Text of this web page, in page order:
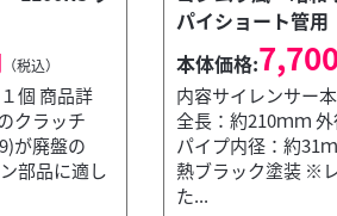
ー シルバー ...
（税込）
個 商品詳
クラッチ
が廃盤の
に適し
パイショート管用
本体価格:
内容サイレンサー
全長：約210ｍｍ
パイプ内径：約31
熱ブラック塗装 ※
た...